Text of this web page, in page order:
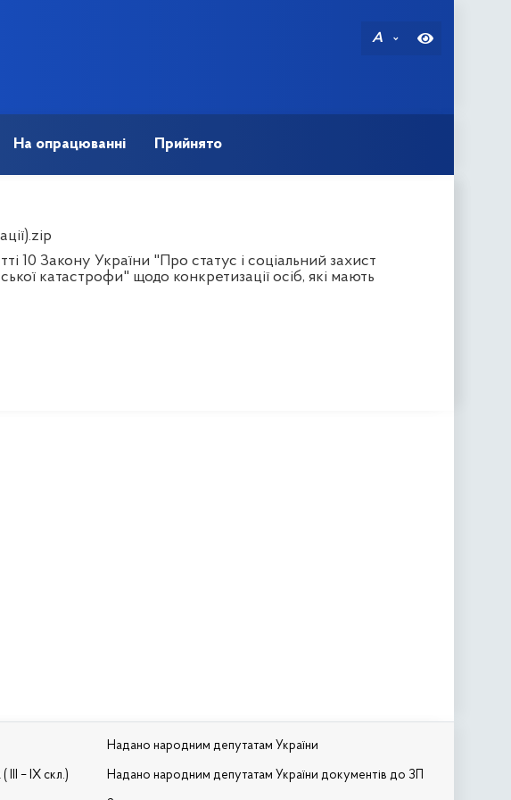
A
На опрацюванні Прийнято
10 Закону України "Про статус і соціальний захист
катастрофи" щодо конкретизації осіб, які мають
III – IX скл.)
Надано народним депутатам України
Надано народним депутатам України документів до ЗП